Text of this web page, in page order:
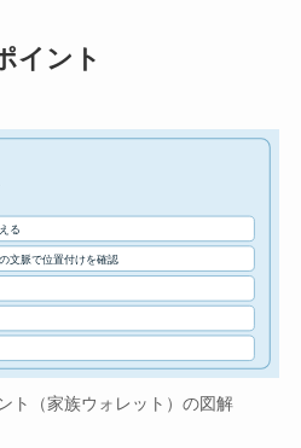
イント
る
文脈で位置付けを確認
ト（家族ウォレット）の図解